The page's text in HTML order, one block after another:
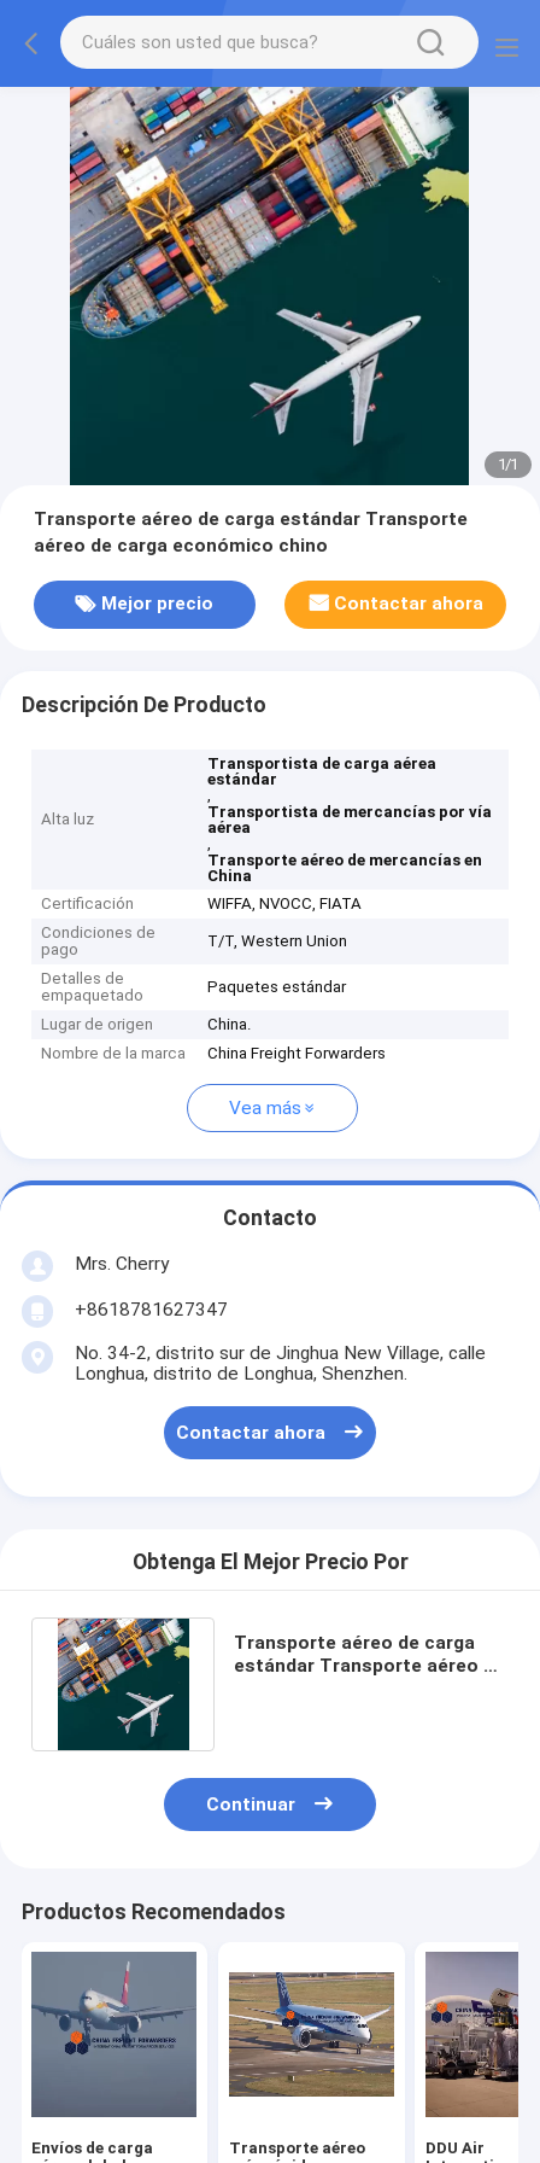
1/1
Transporte aéreo de carga estándar Transporte
aéreo de carga económico chino
Mejor precio Contactar ahora
Descripción De Producto
Alta luz
Transportista de carga aérea
estándar
,
Transportista de mercancías por vía
aérea
,
Transporte aéreo de mercancías en
China
Certificación
WIFFA, NVOCC, FIATA
Condiciones de
pago
T/T, Western Union
Detalles de
empaquetado
Paquetes estándar
Lugar de origen
China.
Nombre de la marca
China Freight Forwarders
Vea más
Contacto
Mrs. Cherry
+8618781627347
No. 34-2, distrito sur de Jinghua New Village, calle
Longhua, distrito de Longhua, Shenzhen.
Contactar ahora
Obtenga El Mejor Precio Por
Transporte aéreo de carga
estándar Transporte aéreo de
Continuar
Productos Recomendados
Envíos de carga
Transporte aéreo
DDU Air